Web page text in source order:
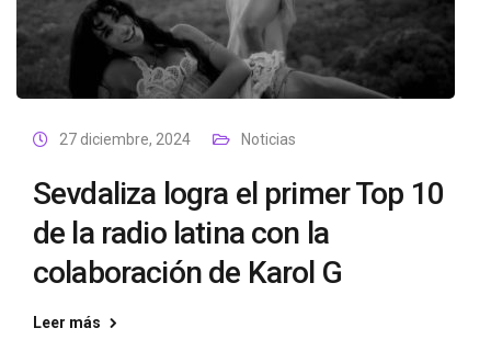
27 diciembre, 2024 Noticias
Sevdaliza logra el primer Top 10
de la radio latina con la
colaboración de Karol G
Leer más